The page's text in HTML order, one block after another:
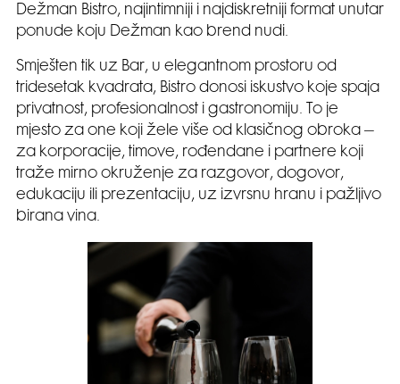
Dežman Bistro, najintimniji i najdiskretniji format unutar
ponude koju Dežman kao brend nudi.
Smješten tik uz Bar, u elegantnom prostoru od
tridesetak kvadrata, Bistro donosi iskustvo koje spaja
privatnost, profesionalnost i gastronomiju. To je
mjesto za one koji žele više od klasičnog obroka –
za korporacije, timove, rođendane i partnere koji
traže mirno okruženje za razgovor, dogovor,
edukaciju ili prezentaciju, uz izvrsnu hranu i pažljivo
birana vina.